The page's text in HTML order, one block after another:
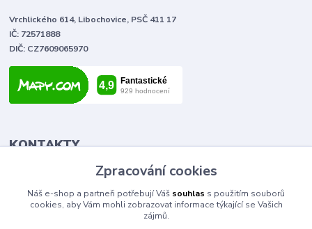
Vrchlického 614, Libochovice, PSČ 411 17
IČ: 72571888
DIČ: CZ7609065970
KONTAKTY
Tomáš Vlček
+420 702 090 443
volejte od 9,00 - 20,00 hod
Zpracování cookies
Náš e-shop a partneři potřebují Váš souhlas s použitím souborů
cookies, aby Vám mohli zobrazovat informace týkající se Vašich
zájmů.